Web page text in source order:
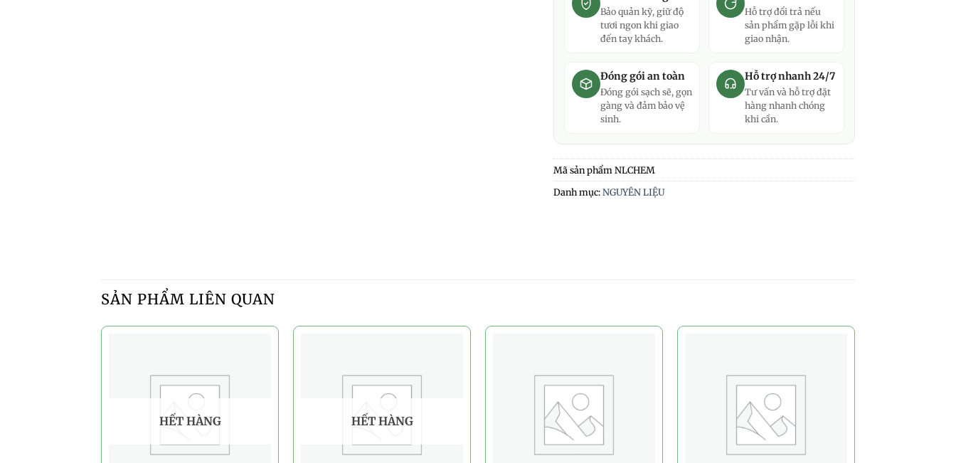
Bảo quản kỹ, giữ độ
tươi ngon khi giao
đến tay khách.
Hỗ trợ đổi trả nếu
sản phẩm gặp lỗi khi
giao nhận.
Đóng gói an toàn
Đóng gói sạch sẽ, gọn
gàng và đảm bảo vệ
sinh.
Hỗ trợ nhanh 24/7
Tư vấn và hỗ trợ đặt
hàng nhanh chóng
khi cần.
Mã sản phẩmNLCHEM
Danh mục:NGUYÊN LIỆU
SẢN PHẨM LIÊN QUAN
HẾT HÀNG HẾT HÀNG